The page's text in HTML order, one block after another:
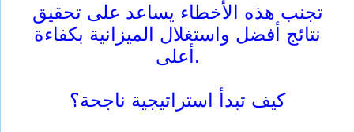
تجنب هذه الأخطاء يساعد على تحقيق
نتائج أفضل واستغلال الميزانية بكفاءة
أعلى.
كيف تبدأ استراتيجية ناجحة؟